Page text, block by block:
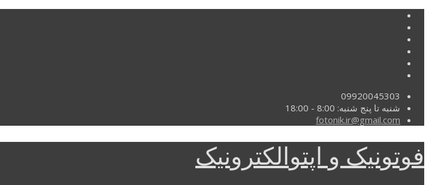
09920045303
شنبه تا پنج شنبه: 8:00 - 18:00
fotonik.ir@gmail.com
فوتونیک و اپتوالکترونیک